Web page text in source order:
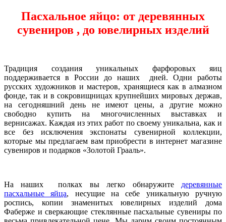
Пасхальное яйцо: от деревянных
сувениров , до ювелирных изделий
Традиция создания уникальных фарфоровых яиц
поддерживается в России до наших дней. Одни работы
русских художников и мастеров, хранящиеся как в алмазном
фонде, так и в сокровищницах крупнейших мировых держав,
на сегодняшний день не имеют цены, а другие можно
свободно купить на многочисленных выставках и
вернисажах. Каждая из этих работ по своему уникальна, как и
все без исключения экспонаты сувенирной коллекции,
которые мы предлагаем вам приобрести в интернет магазине
сувениров и подарков «Золотой Грааль».
На наших полках вы легко обнаружите деревянные
пасхальные яйца, несущие на себе уникальную ручную
роспись, копии знаменитых ювелирных изделий дома
Фаберже и сверкающие стеклянные пасхальные сувениры по